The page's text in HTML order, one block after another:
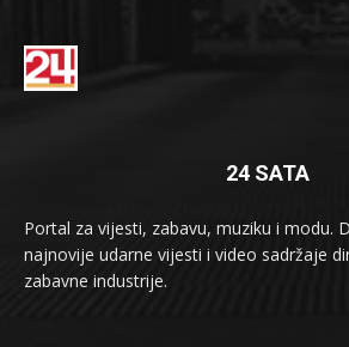
24 SATA
Portal za vijesti, zabavu, muziku i modu.
najnovije udarne vijesti i video sadržaje
zabavne industrije.